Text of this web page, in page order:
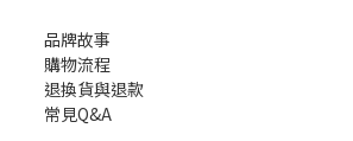
品牌故事
購物流程
退換貨與退款
常見Q&A